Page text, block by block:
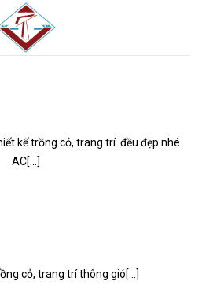
kế trồng cỏ, trang trí..đều đẹp nhé
AC[...]
cỏ, trang trí thông gió[...]